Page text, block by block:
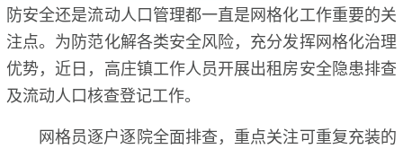
防安全还是流动人口管理都一直是网格化工作重要的关
注点。为防范化解各类安全风险，充分发挥网格化治理
优势，近日，高庄镇工作人员开展出租房安全隐患排查
及流动人口核查登记工作。
网格员逐户逐院全面排查，重点关注可重复充装的